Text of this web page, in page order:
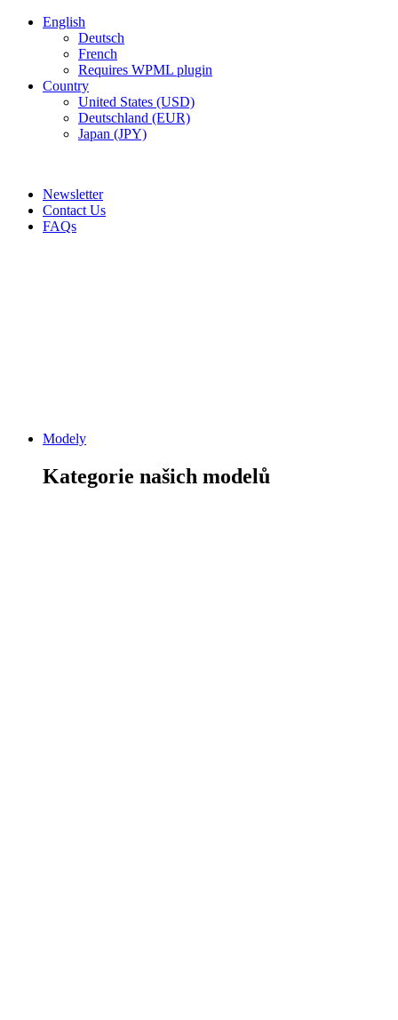
English
Deutsch
French
Requires WPML plugin
Country
United States (USD)
Deutschland (EUR)
Japan (JPY)
Newsletter
Contact Us
FAQs
Modely
Kategorie našich modelů